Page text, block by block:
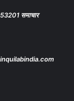
समाचार